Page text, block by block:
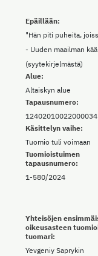
Alue:
Altaiskyn alue
Epäillään:
"Hän piti puheita,
- Uuden maailman
(syytekirjelmästä)
Tapausnumero:
12402010022000034
Käsittelyn vaihe:
Tuomio tuli voimaan
Tuomioistuimen
tapausnumero:
1-580/2024
Yhteisöjen
oikeusasteen
tuomari:
Yevgeniy Saprykin